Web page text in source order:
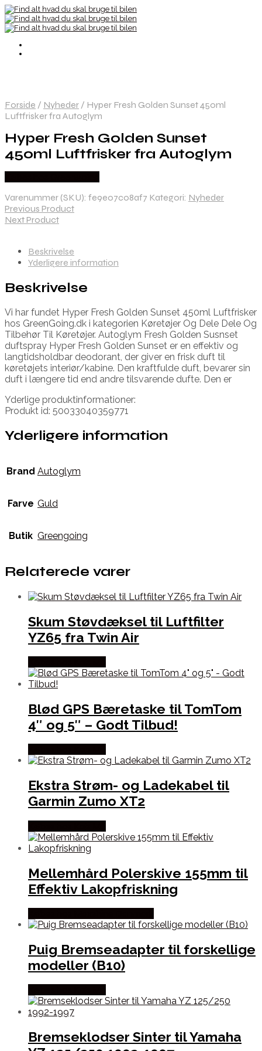
Forside / Nyheder / Hyper Fresh Golden Sunset 450ml
Luftfrisker fra Autoglym
Hyper Fresh Golden Sunset
450ml Luftfrisker fra Autoglym
Varenummer (SKU): fe9e07c08af7 Kategori: Nyheder
Previous Product
Next Product
Beskrivelse
Yderligere information
Beskrivelse
Vi har fundet Hyper Fresh Golden Sunset 450ml Luftfrisker
hos GreenGoing.dk i kategorien Køretøjer Og Dele Dele Og
Tilbehør Til Køretøjer. Autoglym Fresh Golden Susnset
duftspray Hyper Fresh Golden Sunset er en effektiv og
langtidsholdbar deodorant, der giver en frisk duft til
køretøjets interiør/kabine. Den kraftfulde duft, bevarer sin
duft i længere tid end andre tilsvarende dufte. Den er
Yderlige produktinformationer:
Produkt id: 50033040359771
Yderligere information
Brand Autoglym
Farve Guld
Butik Greengoing
Relaterede varer
Skum Støvdæksel til Luftfilter
YZ65 fra Twin Air
Blød GPS Bæretaske til TomTom
4″ og 5″ – Godt Tilbud!
Ekstra Strøm- og Ladekabel til
Garmin Zumo XT2
Mellemhård Polerskive 155mm til
Effektiv Lakopfriskning
Puig Bremseadapter til forskellige
modeller (B10)
Bremseklodser Sinter til Yamaha